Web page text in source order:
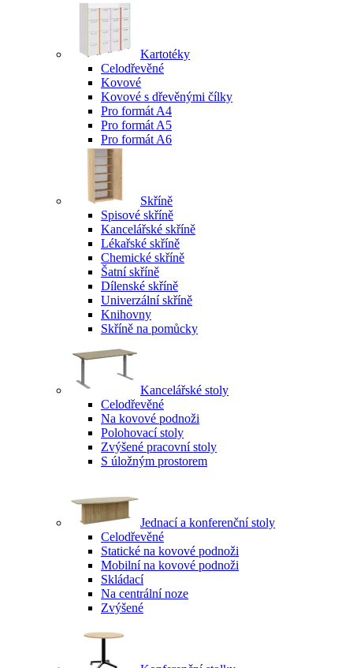
Kartotéky
Celodřevěné
Kovové
Kovové s dřevěnými čílky
Pro formát A4
Pro formát A5
Pro formát A6
Skříně
Spisové skříně
Kancelářské skříně
Lékařské skříně
Chemické skříně
Šatní skříně
Dílenské skříně
Univerzální skříně
Knihovny
Skříně na pomůcky
Kancelářské stoly
Celodřevěné
Na kovové podnoži
Polohovací stoly
Zvýšené pracovní stoly
S úložným prostorem
Jednací a konferenční stoly
Celodřevěné
Statické na kovové podnoži
Mobilní na kovové podnoži
Skládací
Na centrální noze
Zvýšené